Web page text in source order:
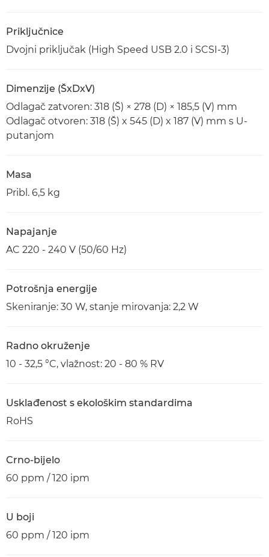
Priključnice
Dvojni priključak (High Speed USB 2.0 i SCSI-3)
Dimenzije (ŠxDxV)
Odlagač zatvoren: 318 (Š) × 278 (D) × 185,5 (V) mm
Odlagač otvoren: 318 (Š) x 545 (D) x 187 (V) mm s U-
putanjom
Masa
Pribl. 6,5 kg
Napajanje
AC 220 - 240 V (50/60 Hz)
Potrošnja energije
Skeniranje: 30 W, stanje mirovanja: 2,2 W
Radno okruženje
10 - 32,5 °C, vlažnost: 20 - 80 % RV
Usklađenost s ekološkim standardima
RoHS
Crno-bijelo
60 ppm / 120 ipm
U boji
60 ppm / 120 ipm